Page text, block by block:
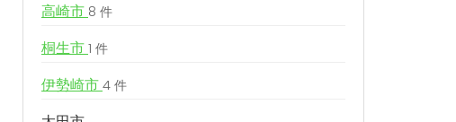
高崎市 8 件
桐生市 1 件
伊勢崎市 4 件